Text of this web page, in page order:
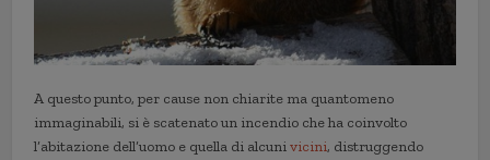
A questo punto, per cause non chiarite ma quantomeno
immaginabili, si è scatenato un incendio che ha coinvolto
l’abitazione dell’uomo e quella di alcunivicini, distruggendo